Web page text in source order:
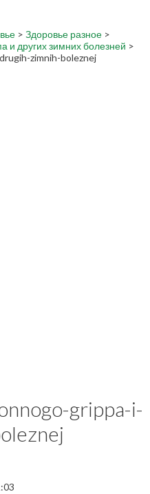
> Здоровье разное >
и других зимних болезней >
zimnih-boleznej
grippa-i-